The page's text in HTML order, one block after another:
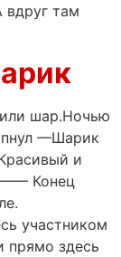
вдруг там
шар.Ночью
—Шарик
и
Конец
участником
прямо здесь